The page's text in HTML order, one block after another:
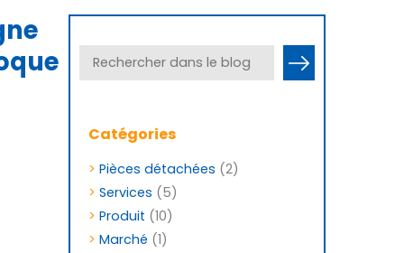
Catégories
> Pièces détachées (2)
> Services (5)
> Produit (10)
> Marché (1)